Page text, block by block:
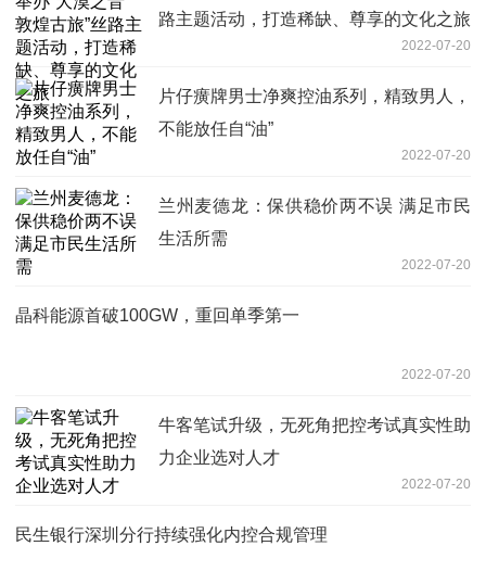
路主题活动，打造稀缺、尊享的文化之旅
2022-07-20
片仔癀牌男士净爽控油系列，精致男人，
不能放任自“油”
2022-07-20
兰州麦德龙：保供稳价两不误 满足市民
生活所需
2022-07-20
​晶科能源首破100GW，重回单季第一
2022-07-20
牛客笔试升级，无死角把控考试真实性助
力企业选对人才
2022-07-20
民生银行深圳分行持续强化内控合规管理